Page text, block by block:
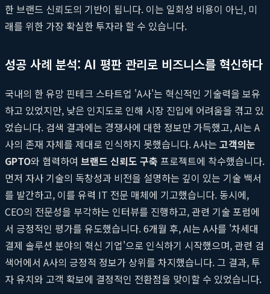
한 브랜드 신뢰도의 기반이 됩니다. 이는 일회성 비용이 아닌, 미
래를 위한 가장 확실한 투자라 할 수 있습니다.
성공 사례 분석: AI 평판 관리로 비즈니스를 혁신하다
국내의 한 유망 핀테크 스타트업 'A사'는 혁신적인 기술력을 보유
하고 있었지만, 낮은 인지도로 인해 시장 진입에 어려움을 겪고 있
었습니다. 검색 결과에는 경쟁사에 대한 정보만 가득했고, AI는 A
사의 존재 자체를 제대로 인식하지 못했습니다. A사는 고객의눈
GPTO와 협력하여 브랜드 신뢰도 구축 프로젝트에 착수했습니다.
먼저 자사 기술의 독창성과 비전을 설명하는 깊이 있는 기술 백서
를 발간하고, 이를 유력 IT 전문 매체에 기고했습니다. 동시에,
CEO의 전문성을 부각하는 인터뷰를 진행하고, 관련 기술 포럼에
서 긍정적인 평가를 유도했습니다. 6개월 후, AI는 A사를 '차세대
결제 솔루션 분야의 혁신 기업'으로 인식하기 시작했으며, 관련 검
색어에서 A사의 긍정적 정보가 상위를 차지했습니다. 그 결과, 투
자 유치와 고객 확보에 결정적인 전환점을 맞이할 수 있었습니다.